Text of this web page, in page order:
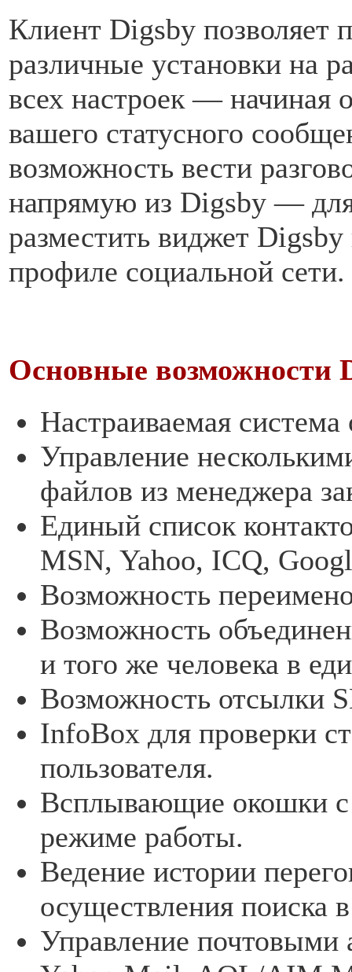
Клиент Digsby позволяет
различные установки на
всех настроек — начиная
вашего статусного
возможность вести
напрямую из Digsby —
разместить виджет
профиле социальной сети.
Основные возможности
Настраиваемая
Управление
файлов из менеджера
Единый список
MSN, Yahoo, ICQ,
Возможность
Возможность
и того же человека в
Возможность отсылки
InfoBox для проверки
пользователя.
Всплывающие окошки
режиме работы.
Ведение истории
осуществления поиска
Управление